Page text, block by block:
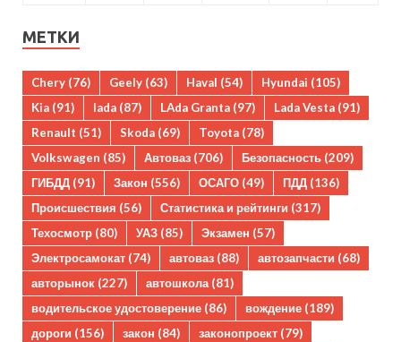
МЕТКИ
Chery (76) Geely (63) Haval (54) Hyundai (105)
Kia (91) lada (87) LAda Granta (97) Lada Vesta (91)
Renault (51) Skoda (69) Toyota (78)
Volkswagen (85) Автоваз (706) Безопасность (209)
ГИБДД (91) Закон (556) ОСАГО (49) ПДД (136)
Происшествия (56) Статистика и рейтинги (317)
Техосмотр (80) УАЗ (85) Экзамен (57)
Электросамокат (74) автоваз (88) автозапчасти (68)
авторынок (227) автошкола(81)
водительское удостоверение (86) вождение (189)
дороги (156) закон (84) законопроект (79)